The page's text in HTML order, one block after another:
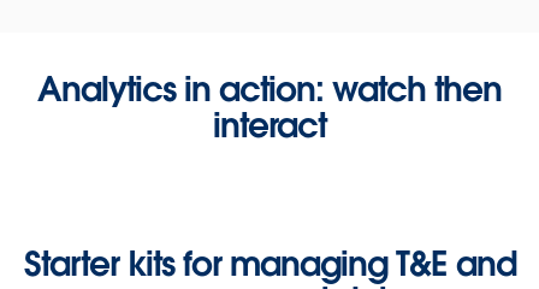
Analytics in action: watch then
interact
Starter kits for managing T&E and